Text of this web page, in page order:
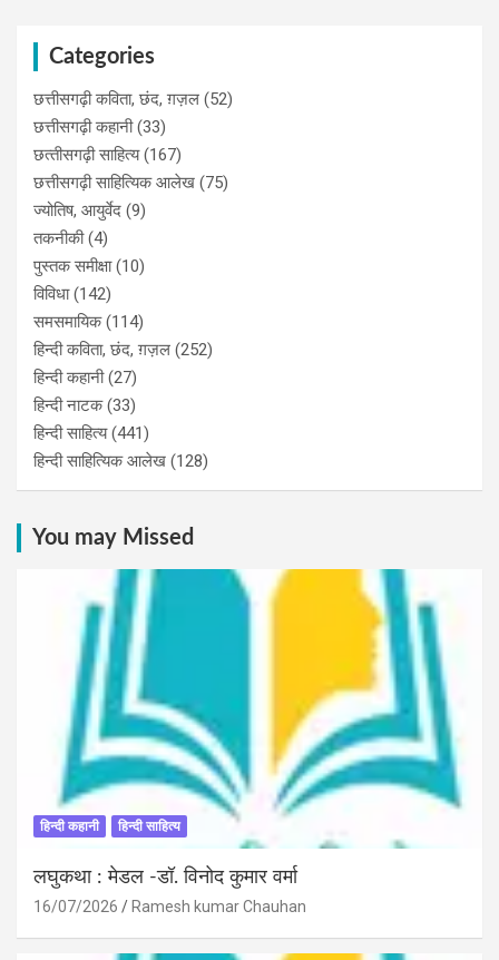
Categories
छत्तीसगढ़ी कविता, छंद, ग़ज़ल (52)
छत्तीसगढ़ी कहानी(33)
छत्‍तीसगढ़ी साहित्‍य(167)
छत्तीसगढ़ी साहित्यिक आलेख (75)
ज्योतिष, आयुर्वेद (9)
तकनीकी(4)
पुस्‍तक समीक्षा(10)
विविधा(142)
समसमायिक(114)
हिन्दी कविता, छंद, ग़ज़ल (252)
हिन्दी कहानी(27)
हिन्‍दी नाटक(33)
हिन्दी साहित्य(441)
हिन्दी साहित्यिक आलेख (128)
You may Missed
हिन्दी कहानी हिन्दी साहित्य
लघुकथा : मेडल -डॉ. विनोद कुमार वर्मा
16/07/2026 Ramesh kumar Chauhan